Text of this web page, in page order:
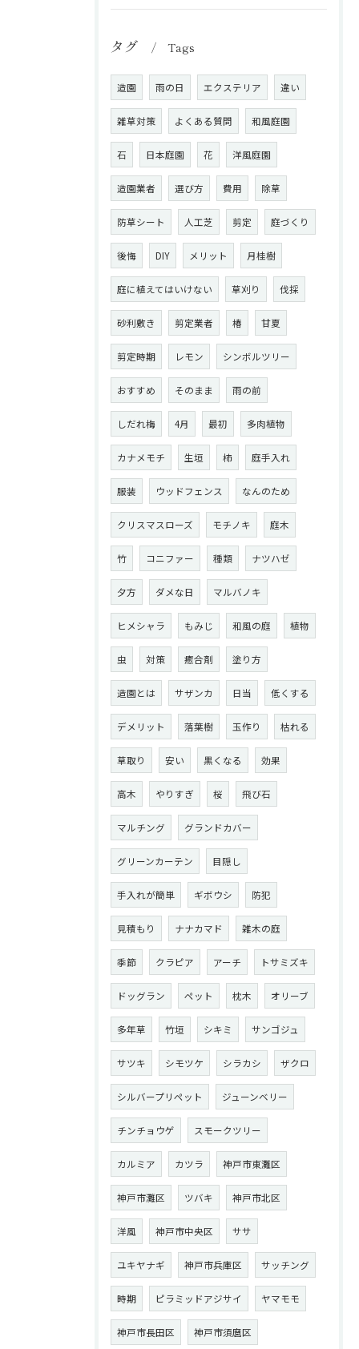
タグ Tags
造園 雨の日 エクステリア 違い
雑草対策 よくある質問 和風庭園
石 日本庭園 花 洋風庭園
造園業者 選び方 費用 除草
防草シート 人工芝 剪定 庭づくり
後悔 DIY メリット 月桂樹
庭に植えてはいけない 草刈り 伐採
砂利敷き 剪定業者 椿 甘夏
剪定時期 レモン シンボルツリー
おすすめ そのまま 雨の前
しだれ梅 4月 最初 多肉植物
カナメモチ 生垣 柿 庭手入れ
服装 ウッドフェンス なんのため
クリスマスローズ モチノキ 庭木
竹 コニファー 種類 ナツハゼ
夕方 ダメな日 マルバノキ
ヒメシャラ もみじ 和風の庭 植物
虫 対策 癒合剤 塗り方
造園とは サザンカ 日当 低くする
デメリット 落葉樹 玉作り 枯れる
草取り 安い 黒くなる 効果
高木 やりすぎ 桜 飛び石
マルチング グランドカバー
グリーンカーテン 目隠し
手入れが簡単 ギボウシ 防犯
見積もり ナナカマド 雑木の庭
季節 クラピア アーチ トサミズキ
ドッグラン ペット 枕木 オリーブ
多年草 竹垣 シキミ サンゴジュ
サツキ シモツケ シラカシ ザクロ
シルバープリペット ジューンベリー
チンチョウゲ スモークツリー
カルミア カツラ 神戸市東灘区
神戸市灘区 ツバキ 神戸市北区
洋風 神戸市中央区 ササ
ユキヤナギ 神戸市兵庫区 サッチング
時期 ピラミッドアジサイ ヤマモモ
神戸市長田区 神戸市須麿区